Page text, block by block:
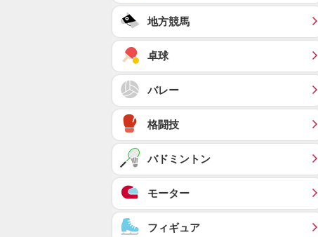
地方競馬
卓球
バレー
格闘技
バドミントン
モーター
フィギュア